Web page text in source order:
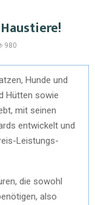
980
Hunde und
Hütten sowie
mit seinen
entwickelt und
Leistungs-
die sowohl
also